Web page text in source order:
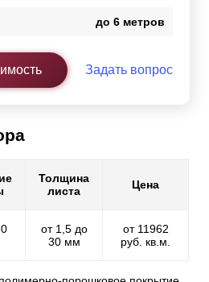
до 6 метров
Задать вопрос
Толщина
листа
Цена
от 1,5 до
30 мм
от 11962
руб. кв.м.